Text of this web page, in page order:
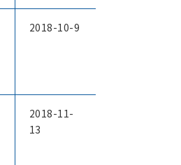
2018-10-9
2018-11-
13